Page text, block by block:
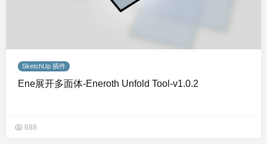
SketchUp 插件
Ene展开多面体-Eneroth Unfold Tool-v1.0.2
688